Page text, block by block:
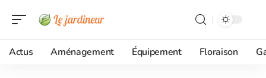
Actus Aménagement Équipement Floraison